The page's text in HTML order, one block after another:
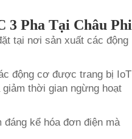
3 Pha Tại Châu Phi
tại nơi sản xuất các động
động cơ được trang bị IoT
thời gian ngừng hoạt
kể hóa đơn điện mà